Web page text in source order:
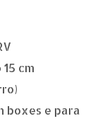
cm
boxes e para